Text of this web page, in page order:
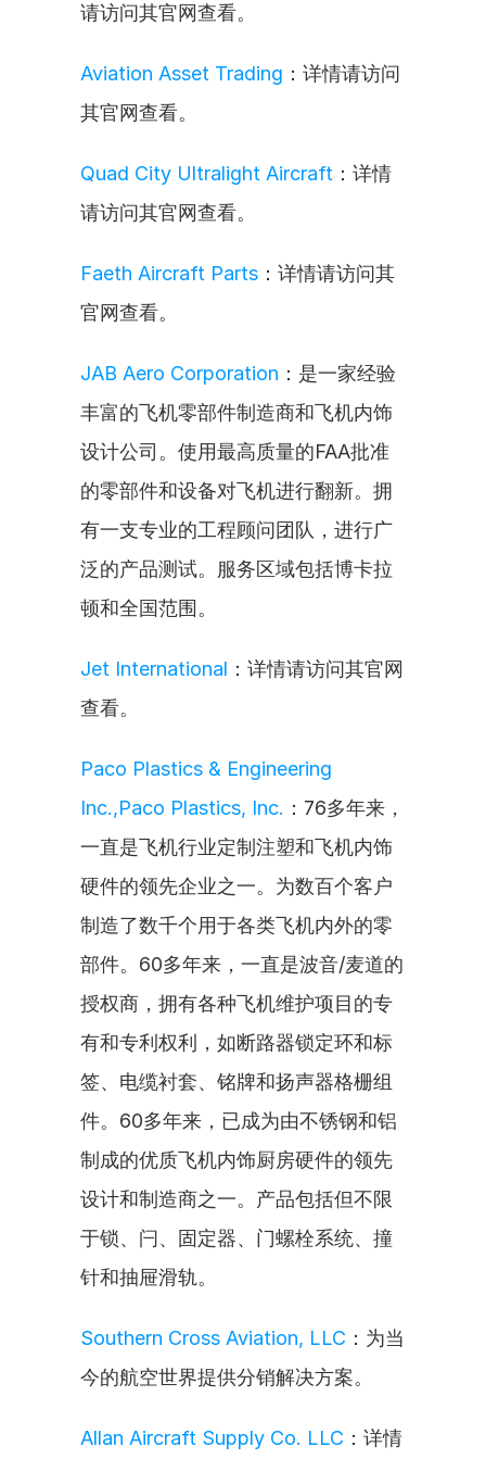
请访问其官网查看。
Aviation Asset Trading ：详情请访问
其官网查看。
Quad City Ultralight Aircraft ：详情
请访问其官网查看。
Faeth Aircraft Parts ：详情请访问其
官网查看。
JAB Aero Corporation ：是一家经验
丰富的飞机零部件制造商和飞机内饰
设计公司。使用最高质量的FAA批准
的零部件和设备对飞机进行翻新。拥
有一支专业的工程顾问团队，进行广
泛的产品测试。服务区域包括博卡拉
顿和全国范围。
Jet International ：详情请访问其官网
查看。
Paco Plastics & Engineering
Inc.,Paco Plastics, Inc. ：76多年来，
一直是飞机行业定制注塑和飞机内饰
硬件的领先企业之一。为数百个客户
制造了数千个用于各类飞机内外的零
部件。60多年来，一直是波音/麦道的
授权商，拥有各种飞机维护项目的专
有和专利权利，如断路器锁定环和标
签、电缆衬套、铭牌和扬声器格栅组
件。60多年来，已成为由不锈钢和铝
制成的优质飞机内饰厨房硬件的领先
设计和制造商之一。产品包括但不限
于锁、闩、固定器、门螺栓系统、撞
针和抽屉滑轨。
Southern Cross Aviation, LLC ：为当
今的航空世界提供分销解决方案。
Allan Aircraft Supply Co. LLC ：详情